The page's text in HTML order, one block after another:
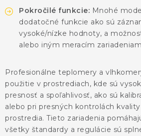
Pokročilé funkcie: Mnohé
dodatočné funkcie ako sú
vysoké/nízke hodnoty, a
alebo iným meracím
Profesionálne teplomery a
použitie v prostrediach, kde sú
presnosť a spoľahlivosť, ako sú
alebo pri presných kontrolách
prostredia. Tieto zariadenia
všetky štandardy a regulácie sú